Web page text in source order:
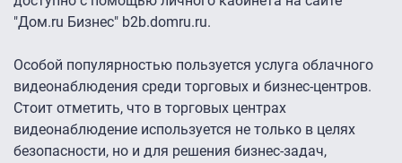
"Дом.ru Бизнес" b2b.domru.ru.
Особой популярностью пользуется услуга облачного
видеонаблюдения среди торговых и бизнес-центров.
Стоит отметить, что в торговых центрах
видеонаблюдение используется не только в целях
безопасности, но и для решения бизнес-задач,